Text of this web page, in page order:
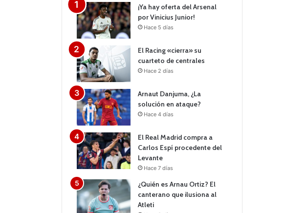
¡Ya hay oferta del Arsenal
por Vinicius Junior!
Hace 5 días
El Racing «cierra» su
cuarteto de centrales
Hace 2 días
Arnaut Danjuma, ¿La
solución en ataque?
Hace 4 días
El Real Madrid compra a
Carlos Espí procedente del
Levante
Hace 7 días
¿Quién es Arnau Ortiz? El
canterano que ilusiona al
Atleti